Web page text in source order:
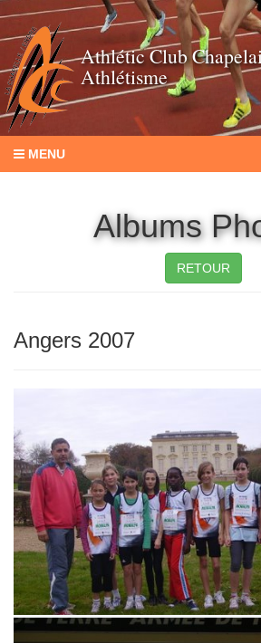
Athlétic Club
Athlétisme
MENU
Albums
RETOUR
Angers 2007